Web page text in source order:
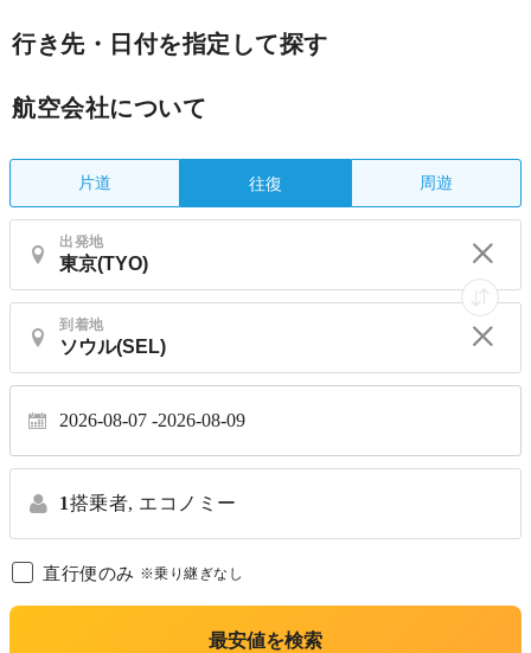
行き先・日付を指定して探す
航空会社について
片道 往復 周遊
出発地
到着地
2026-08-07 2026-08-09
1搭乗者, エコノミー
直行便のみ ※乗り継ぎなし
最安値を検索